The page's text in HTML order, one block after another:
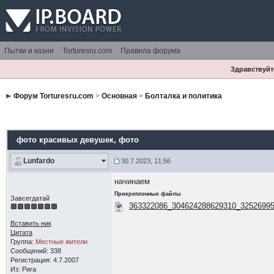
Пытки и казни Torturesru.com Правила форума
Форум Torturesru.com > Основная> Болталка и политика
фото красивых девушек, фото
Lunfardo 30.7.2023, 11:56
Завсегдатай
Вставить ник
Цитата
Группа: Местные жители
Сообщений: 338
Регистрация: 4.7.2007
Из: Рига
начинаем
Прикрепленные файлы